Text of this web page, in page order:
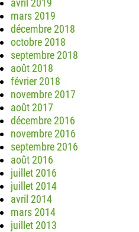
avril 2019
mars 2019
décembre 2018
octobre 2018
septembre 2018
août 2018
février 2018
novembre 2017
août 2017
décembre 2016
novembre 2016
septembre 2016
août 2016
juillet 2016
juillet 2014
avril 2014
mars 2014
juillet 2013